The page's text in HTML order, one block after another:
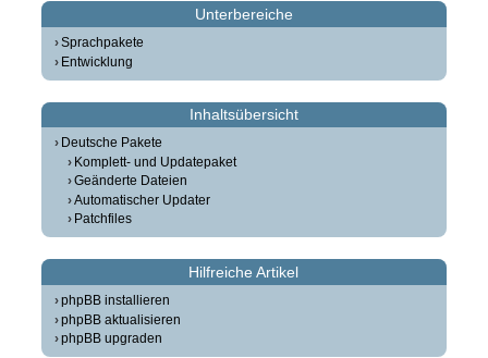
Unterbereiche
Sprachpakete
Entwicklung
Inhaltsübersicht
Deutsche Pakete
Komplett- und Updatepaket
Geänderte Dateien
Automatischer Updater
Patchfiles
Hilfreiche Artikel
phpBB installieren
phpBB aktualisieren
phpBB upgraden